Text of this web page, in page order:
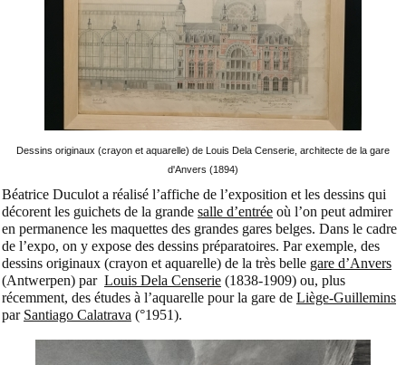
Dessins originaux (crayon et aquarelle) de Louis Dela Censerie, architecte de la gare
d'Anvers (1894)
Béatrice Duculot a réalisé l’affiche de l’exposition et les dessins qui
décorent les guichets de la grande salle d’entrée où l’on peut admirer
en permanence les maquettes des grandes gares belges. Dans le cadre
de l’expo, on y expose des dessins préparatoires. Par exemple, des
dessins originaux (crayon et aquarelle) de la très belle gare d’Anvers
(Antwerpen) par Louis Dela Censerie (1838-1909) ou, plus
récemment, des études à l’aquarelle pour la gare de Liège-Guillemins
par Santiago Calatrava (°1951).